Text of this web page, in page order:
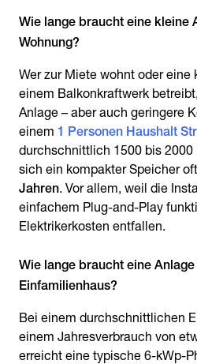
Wie lange braucht eine kleine
Wohnung?
Wer zur Miete wohnt oder eine
einem Balkonkraftwerk
Anlage – aber auch geringere
einem 1 Personen Haushalt
durchschnittlich 1500 bis
sich ein kompakter Speicher
Jahren. Vor allem, weil die
einfachem Plug-and-Play
Elektrikerkosten entfallen.
Wie lange braucht eine
Einfamilienhaus?
Bei einem durchschnittlichen
einem Jahresverbrauch von
erreicht eine typische 6-kWp-